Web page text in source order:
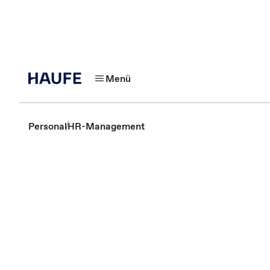
Menü
PersonalHR-Management